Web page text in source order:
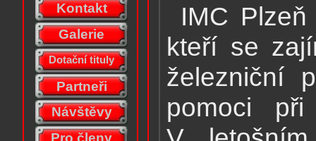
IMC
kteří se
železniční
pomoci
Kontakt
Galerie
Dotační tituly
Partneři
Návštěvy
Pro členy